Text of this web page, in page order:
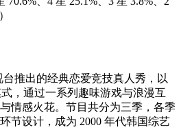
台推出的经典恋爱竞技真人秀，以
，通过一系列趣味游戏与浪漫互
情感火花。节目共分为三季，各季
节设计，成为 2000 年代韩国综艺